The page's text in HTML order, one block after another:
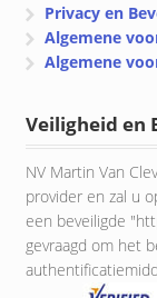
Privacy en
Algemene
Algemene
Veiligheid en
NV Martin Van
provider en zal u
een beveiligde
gevraagd om het